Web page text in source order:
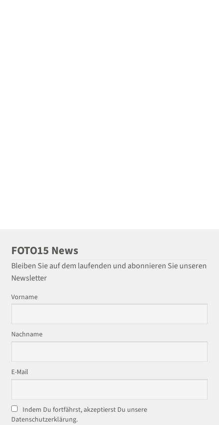
FOTO15 News
Bleiben Sie auf dem laufenden und abonnieren Sie unseren
Newsletter
Vorname
Nachname
E-Mail
Indem Du fortfährst, akzeptierst Du unsere
Datenschutzerklärung.